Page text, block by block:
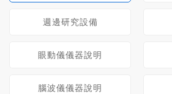
週邊研究設備
眼動儀儀器說明
腦波儀儀器說明